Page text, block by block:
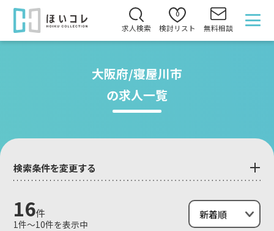
求人検索
0
検討リスト 無料相談
大阪府/寝屋川市
の求人一覧
検索条件を変更する
16件
1件～10件を表示中